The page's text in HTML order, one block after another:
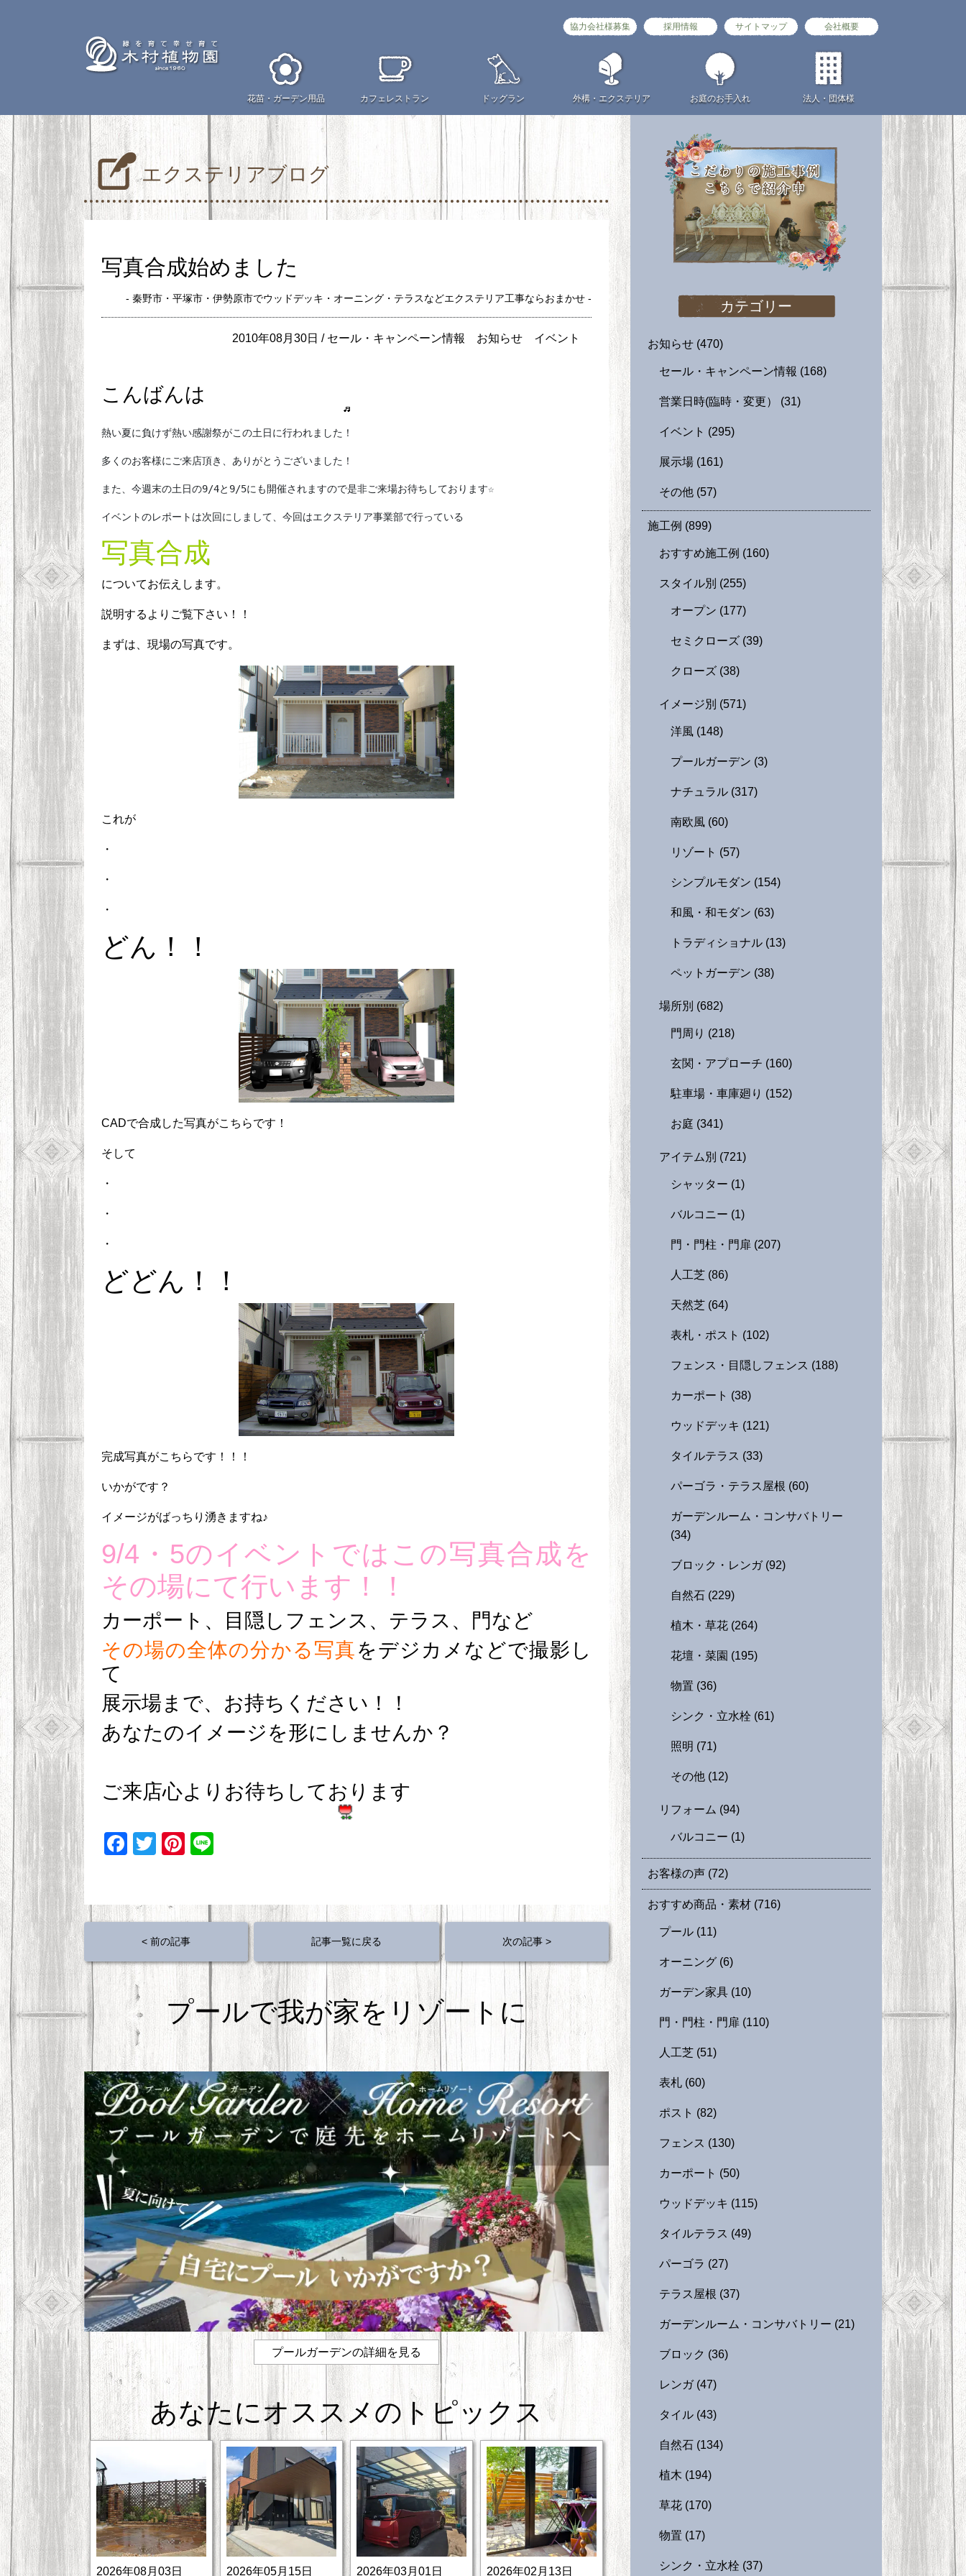
花苗・ ガーデン用品 カフェ レストラン ドッグラン 外構・ エクステリア お庭のお手入れ 法人・団体様
協力会社様募集 採用情報 サイトマップ 会社概要
エクステリアブログ
写真合成始めました
- 秦野市・平塚市・伊勢原市でウッドデッキ・オーニング・テラスなどエクステリア工事ならおまかせ -
2010年08月30日 / セール・キャンペーン情報 お知らせ イベント
こんばんは
熱い夏に負けず熱い感謝祭がこの土日に行われました！
多くのお客様にご来店頂き、ありがとうございました！
また、今週末の土日の9/4と9/5にも開催されますので是非ご来場お待ちしております☆
イベントのレポートは次回にしまして、今回はエクステリア事業部で行っている
写真合成
についてお伝えします。
説明するよりご覧下さい！！
まずは、現場の写真です。
これが
・
・
・
どん！！
CADで合成した写真がこちらです！
そして
・
・
・
どどん！！
完成写真がこちらです！！！
いかがです？
イメージがばっちり湧きますね♪
9/4・5のイベントではこの写真合成を
その場にて行います！！
カーポート、目隠しフェンス、テラス、門など
その場の全体の分かる写真をデジカメなどで撮影し
て
展示場まで、お持ちください！！
あなたのイメージを形にしませんか？
ご来店心よりお待ちしております
F
e
o
o
k
T
er
Pi
e
st
< 前の記事 記事一覧に戻る 次の記事 >
プールで我が家をリゾートに
プールガーデンの詳細を見る
あなたにオススメのトピックス
2026年08月03日 2026年05月15日 2026年03月01日 2026年02月13日
カテゴリー
お知らせ (470)
セール・キャンペーン情報 (168)
営業日時(臨時・変更） (31)
イベント (295)
展示場 (161)
その他 (57)
施工例 (899)
おすすめ施工例 (160)
スタイル別 (255)
オープン (177)
セミクローズ (39)
クローズ (38)
イメージ別 (571)
洋風 (148)
プールガーデン (3)
ナチュラル (317)
南欧風 (60)
リゾート (57)
シンプルモダン (154)
和風・和モダン (63)
トラディショナル (13)
ペットガーデン (38)
場所別 (682)
門周り (218)
玄関・アプローチ (160)
駐車場・車庫廻り (152)
お庭 (341)
アイテム別 (721)
シャッター (1)
バルコニー (1)
門・門柱・門扉 (207)
人工芝 (86)
天然芝 (64)
表札・ポスト (102)
フェンス・目隠しフェンス (188)
カーポート (38)
ウッドデッキ (121)
タイルテラス (33)
パーゴラ・テラス屋根 (60)
ガーデンルーム・コンサバトリー
(34)
ブロック・レンガ (92)
自然石 (229)
植木・草花 (264)
花壇・菜園 (195)
物置 (36)
シンク・立水栓 (61)
照明 (71)
その他 (12)
リフォーム (94)
バルコニー (1)
お客様の声 (72)
おすすめ商品・素材 (716)
プール (11)
オーニング (6)
ガーデン家具 (10)
門・門柱・門扉 (110)
人工芝 (51)
表札 (60)
ポスト (82)
フェンス (130)
カーポート (50)
ウッドデッキ (115)
タイルテラス (49)
パーゴラ (27)
テラス屋根 (37)
ガーデンルーム・コンサバトリー (21)
ブロック (36)
レンガ (47)
タイル (43)
自然石 (134)
植木 (194)
草花 (170)
物置 (17)
シンク・立水栓 (37)